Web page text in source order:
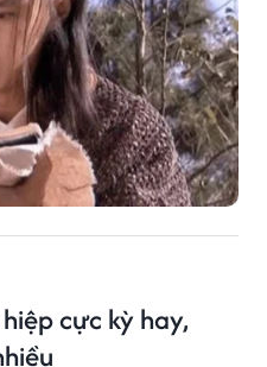
cực kỳ hay,